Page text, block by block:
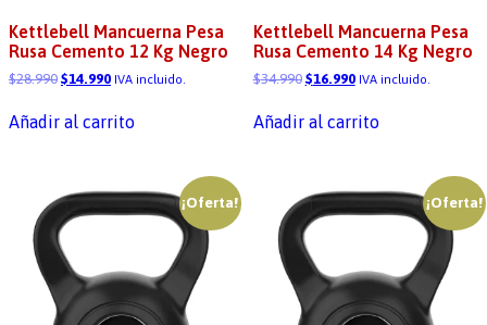
Kettlebell Mancuerna Pesa
Rusa Cemento 12 Kg Negro
$28.990$14.990 IVA incluido.
Añadir al carrito
Kettlebell Mancuerna Pesa
Rusa Cemento 14 Kg Negro
$34.990 $16.990 IVA incluido.
Añadir al carrito
¡Oferta! ¡Oferta!